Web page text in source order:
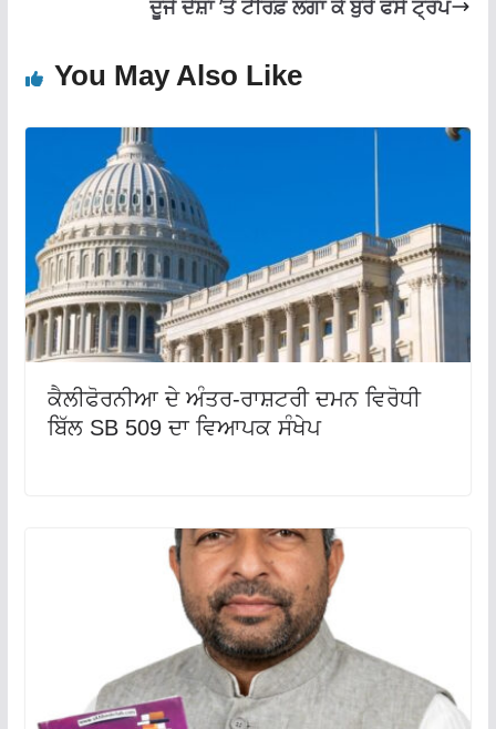
ਦੂਜੇ ਦੇਸ਼ਾਂ ’ਤੇ ਟੈਰਿਫ਼ ਲਗਾ ਕੇ ਬੁਰੇ ਫਸੇ ਟ੍ਰੰਪ
You May Also Like
ਕੈਲੀਫੋਰਨੀਆ ਦੇ ਅੰਤਰ-ਰਾਸ਼ਟਰੀ ਦਮਨ ਵਿਰੋਧੀ
ਬਿੱਲ SB 509 ਦਾ ਵਿਆਪਕ ਸੰਖੇਪ